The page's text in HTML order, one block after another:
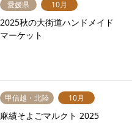
愛媛県 10月
2025秋の大街道ハンドメイド
マーケット
甲信越・北陸 10月
麻績そよごマルクト 2025